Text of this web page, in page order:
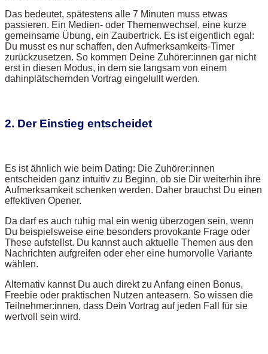
Das bedeutet, spätestens alle 7 Minuten muss etwas
passieren. Ein Medien- oder Themenwechsel, eine kurze
gemeinsame Übung, ein Zaubertrick. Es ist eigentlich egal:
Du musst es nur schaffen, den Aufmerksamkeits-Timer
zurückzusetzen. So kommen Deine Zuhörer:innen gar nicht
erst in diesen Modus, in dem sie langsam von einem
dahinplätschernden Vortrag eingelullt werden.
2. Der Einstieg entscheidet
Es ist ähnlich wie beim Dating: Die Zuhörer:innen
entscheiden ganz intuitiv zu Beginn, ob sie Dir weiterhin ihre
Aufmerksamkeit schenken werden. Daher brauchst Du einen
effektiven Opener.
Da darf es auch ruhig mal ein wenig überzogen sein, wenn
Du beispielsweise eine besonders provokante Frage oder
These aufstellst. Du kannst auch aktuelle Themen aus den
Nachrichten aufgreifen oder eher eine humorvolle Variante
wählen.
Alternativ kannst Du auch direkt zu Anfang einen Bonus,
Freebie oder praktischen Nutzen anteasern. So wissen die
Teilnehmer:innen, dass Dein Vortrag auf jeden Fall für sie
wertvoll sein wird.